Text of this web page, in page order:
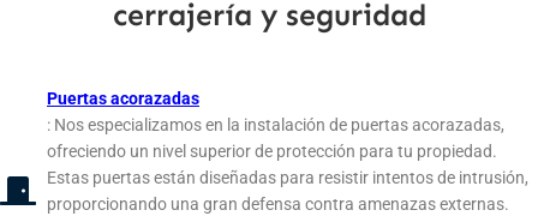
cerrajería y seguridad
Puertas acorazadas
: Nos especializamos en la instalación de puertas acorazadas,
ofreciendo un nivel superior de protección para tu propiedad.
Estas puertas están diseñadas para resistir intentos de intrusión,
proporcionando una gran defensa contra amenazas externas.